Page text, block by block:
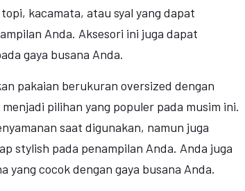
kacamata, atau syal yang dapat
Anda. Aksesori ini juga dapat
gaya busana Anda.
pakaian berukuran oversized dengan
pilihan yang populer pada musim ini.
saat digunakan, namun juga
stylish pada penampilan Anda. Anda juga
yang cocok dengan gaya busana Anda.